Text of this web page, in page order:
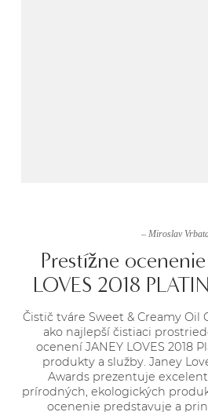
– Miroslav
Prestížne
LOVES 2018
Čistič tváre Sweet & Creamy Oil
ako najlepší čistiaci
ocenení JANEY LOVES 2018
produkty a služby. Janey
Awards prezentuje
prírodných, ekologických
ocenenie predstavuje a